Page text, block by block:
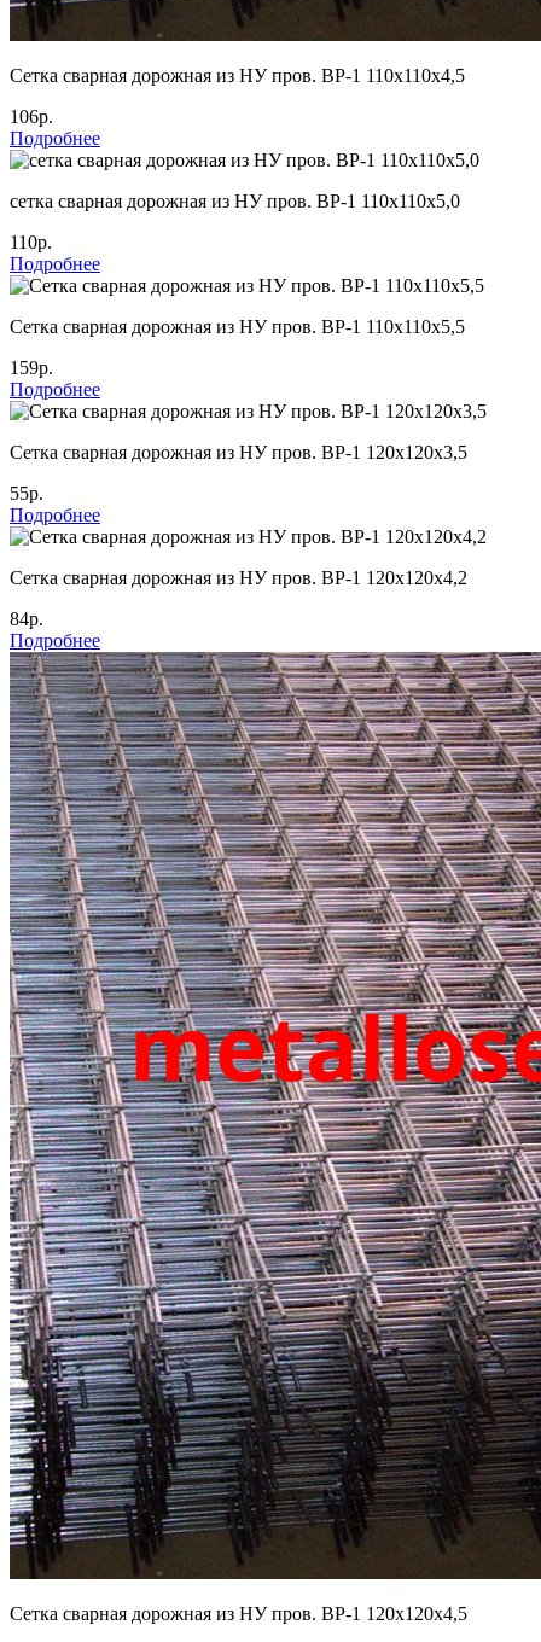
Cетка сварная дорожная из НУ пров. ВР-1 110х110х4,5
106р.
Подробнее
сетка сварная дорожная из НУ пров. ВР-1 110х110х5,0
110р.
Подробнее
Cетка сварная дорожная из НУ пров. ВР-1 110х110х5,5
159р.
Подробнее
Cетка сварная дорожная из НУ пров. ВР-1 120х120х3,5
55р.
Подробнее
Cетка сварная дорожная из НУ пров. ВР-1 120х120х4,2
84р.
Подробнее
Cетка сварная дорожная из НУ пров. ВР-1 120х120х4,5